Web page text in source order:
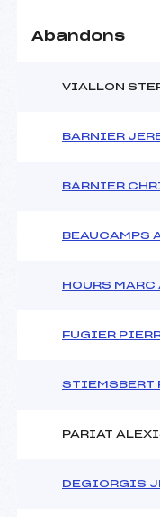
Abandons
VIALLON
BARNIER
BARNIER
BEAUCAMPS
HOURS MARC
FUGIER
STIEMSBERT
PARIAT
DEGIORGIS